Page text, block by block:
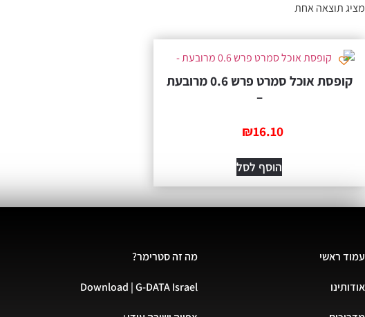
מציג תוצאה אחת
קופסת אוכל סמרט פרש 0.6 מרובעת
–
₪16.10
הוסף לסל
עמוד ראשי
אודותינו
מה זה סטרימר?
Download | G-DATA Israel